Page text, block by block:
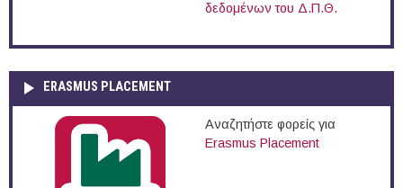
δεδομένων του Δ.Π.Θ.
ERASMUS PLACEMENT
Αναζητήστε φορείς για
Erasmus Placement